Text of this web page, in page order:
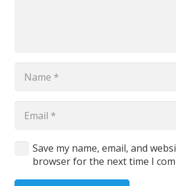
Save my name, email, and
browser for the next time I